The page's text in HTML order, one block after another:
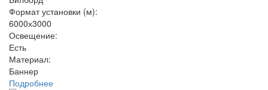
Формат установки (м):
6000х3000
Освещение:
Есть
Материал:
Баннер
Подробнее